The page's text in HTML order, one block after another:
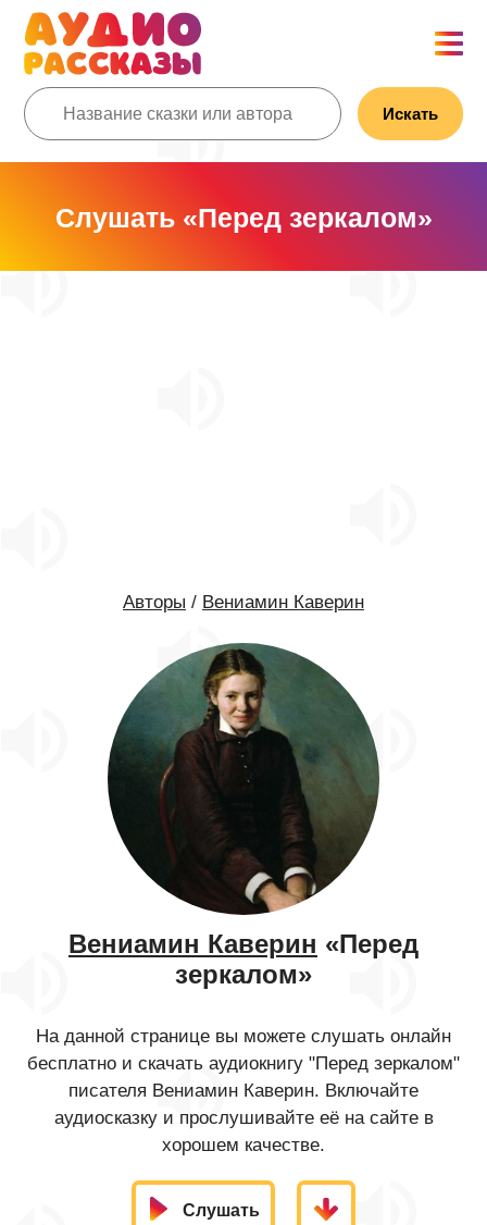
Искать
Слушать «Перед зеркалом»
Авторы / Вениамин Каверин
Вениамин Каверин «Перед
зеркалом»
На данной странице вы можете слушать онлайн
бесплатно и скачать аудиокнигу "Перед зеркалом"
писателя Вениамин Каверин. Включайте
аудиосказку и прослушивайте её на сайте в
хорошем качестве.
Слушать